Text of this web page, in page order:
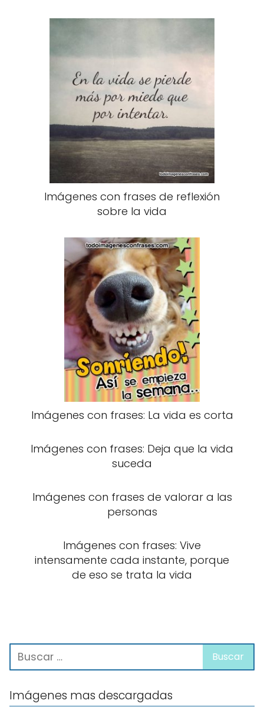
Imágenes con frases de reflexión
sobre la vida
Imágenes con frases: La vida es corta
Imágenes con frases: Deja que la vida
suceda
Imágenes con frases de valorar a las
personas
Imágenes con frases: Vive
intensamente cada instante, porque
de eso se trata la vida
Imágenes mas descargadas